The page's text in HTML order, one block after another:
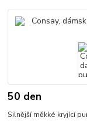
50 den
Silnější měkké kryjící